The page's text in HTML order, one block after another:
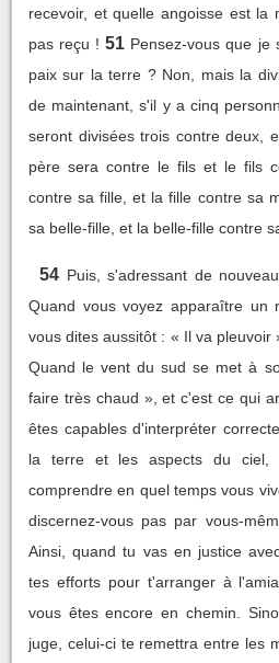
recevoir, et quelle angoisse est la
pas reçu ! 51 Pensez-vous que je
paix sur la terre ? Non, mais la
de maintenant, s'il y a cinq
seront divisées trois contre deux,
père sera contre le fils et le fils
contre sa fille, et la fille contre sa
sa belle-fille, et la belle-fille contre
54 Puis, s'adressant de
Quand vous voyez apparaître un
vous dites aussitôt : « Il va pleuvoir
Quand le vent du sud se met à
faire très chaud », et c'est ce qui
êtes capables d'interpréter
la terre et les aspects du ciel,
comprendre en quel temps vous
discernez-vous pas par vous-
Ainsi, quand tu vas en justice
tes efforts pour t'arranger à
vous êtes encore en chemin.
juge, celui-ci te remettra entre les